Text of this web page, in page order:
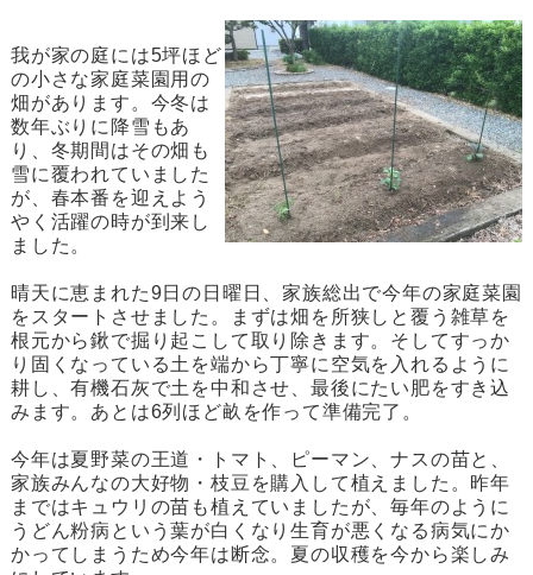
我が家の庭には5坪ほど
の小さな家庭菜園用の
畑があります。今冬は
数年ぶりに降雪もあ
り、冬期間はその畑も
雪に覆われていました
が、春本番を迎えよう
やく活躍の時が到来し
ました。
晴天に恵まれた9日の日曜日、家族総出で今年の家庭菜園
をスタートさせました。まずは畑を所狭しと覆う雑草を
根元から鍬で掘り起こして取り除きます。そしてすっか
り固くなっている土を端から丁寧に空気を入れるように
耕し、有機石灰で土を中和させ、最後にたい肥をすき込
みます。あとは6列ほど畝を作って準備完了。
今年は夏野菜の王道・トマト、ピーマン、ナスの苗と、
家族みんなの大好物・枝豆を購入して植えました。昨年
まではキュウリの苗も植えていましたが、毎年のように
うどん粉病という葉が白くなり生育が悪くなる病気にか
かってしまうため今年は断念。夏の収穫を今から楽しみ